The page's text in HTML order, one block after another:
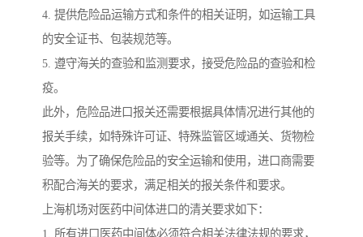
4. 提供危险品运输方式和条件的相关证明，如运输工具
的安全证书、包装规范等。
5. 遵守海关的查验和监测要求，接受危险品的查验和检
疫。
此外，危险品进口报关还需要根据具体情况进行其他的
报关手续，如特殊许可证、特殊监管区域通关、货物检
验等。为了确保危险品的安全运输和使用，进口商需要
积配合海关的要求，满足相关的报关条件和要求。
上海机场对医药中间体进口的清关要求如下：
1. 所有进口医药中间体必须符合相关法律法规的要求，